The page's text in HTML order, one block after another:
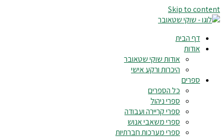
Skip to content
דף הבית
אודות
אודות שוקי שטאובר
היכרות ורקע אישי
ספרים
כל הספרים
ספרי ניהול
ספרי קריירה ועבודה
ספרי משאבי אנוש
ספרי מערכות חברתיות